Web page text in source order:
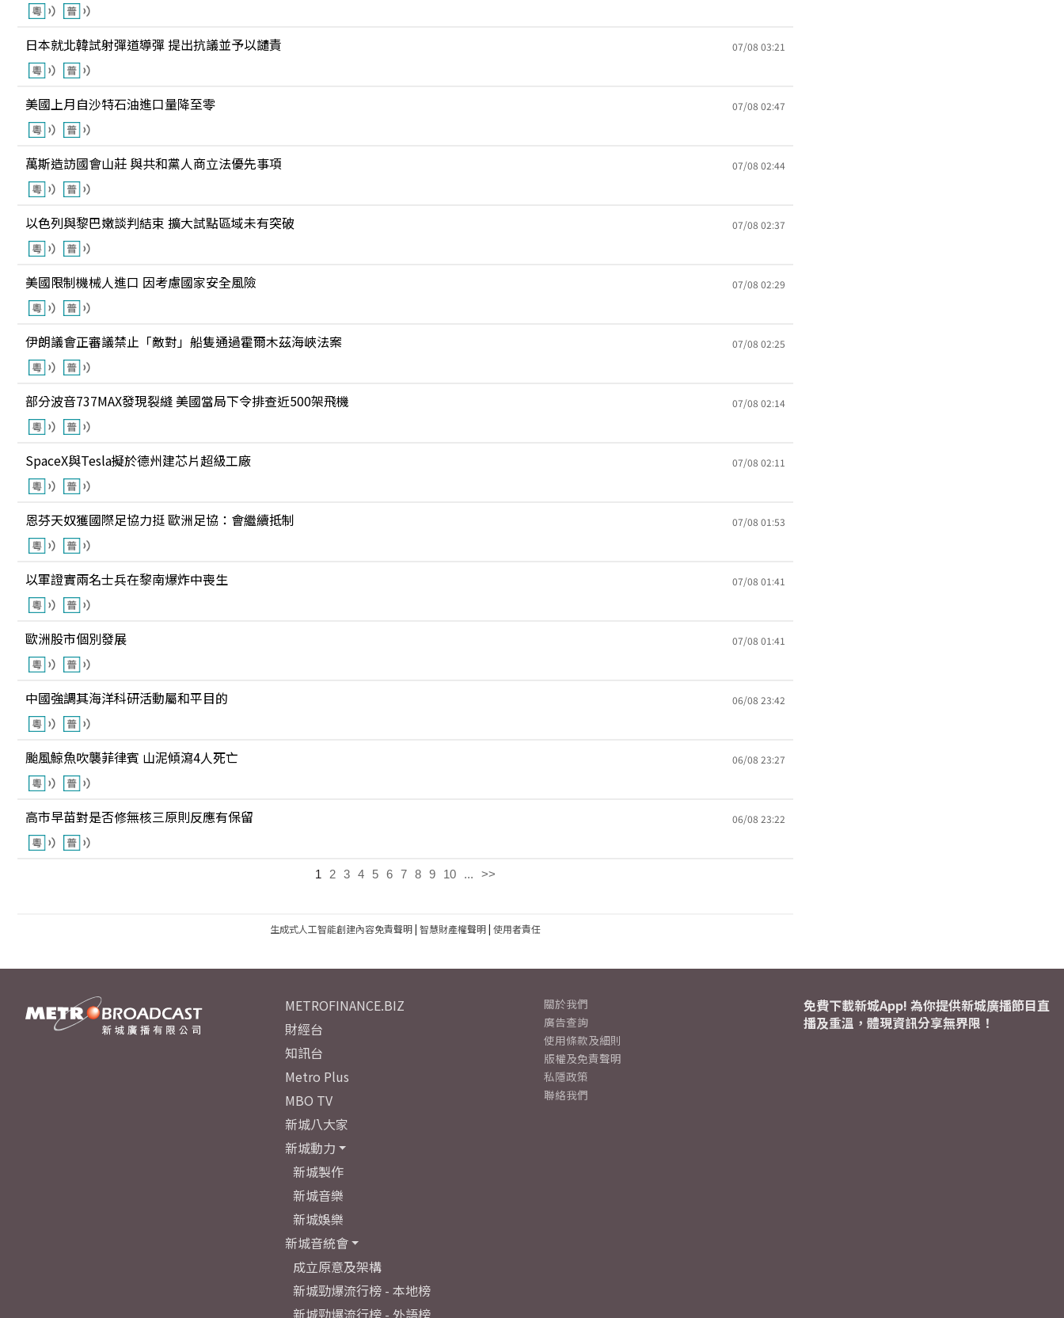
日本就北韓試射彈道導彈 提出抗議並予以譴責 07/08 03:21
美國上月自沙特石油進口量降至零 07/08 02:47
萬斯造訪國會山莊 與共和黨人商立法優先事項 07/08 02:44
以色列與黎巴嫩談判結束 擴大試點區域未有突破 07/08 02:37
美國限制機械人進口 因考慮國家安全風險 07/08 02:29
伊朗議會正審議禁止「敵對」船隻通過霍爾木茲海峽法案 07/08 02:25
部分波音737MAX發現裂縫 美國當局下令排查近500架飛機 07/08 02:14
SpaceX與Tesla擬於德州建芯片超級工廠 07/08 02:11
恩芬天奴獲國際足協力挺 歐洲足協：會繼續抵制 07/08 01:53
以軍證實兩名士兵在黎南爆炸中喪生 07/08 01:41
歐洲股市個別發展 07/08 01:41
中國強調其海洋科研活動屬和平目的 06/08 23:42
颱風鯨魚吹襲菲律賓 山泥傾瀉4人死亡 06/08 23:27
高市早苗對是否修無核三原則反應有保留 06/08 23:22
1 2 3 4 5 6 7 8 9 10 ... >>
生成式人工智能創建內容免責聲明| 智慧財產權聲明| 使用者責任
METROFINANCE.BIZ
財經台
知訊台
Metro Plus
MBO TV
新城八大家
新城動力
新城製作
新城音樂
新城娛樂
新城音統會
成立原意及架構
新城勁爆流行榜 - 本地榜
新城勁爆流行榜 - 外語榜
關於我們
廣告查詢
使用條款及細則
版權及免責聲明
私隱政策
聯絡我們
免費下載新城App! 為你提供新城廣播節目直
播及重溫，體現資訊分享無界限！